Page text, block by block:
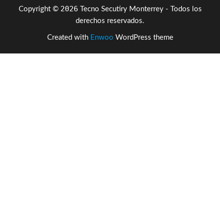
Copyright © 2026 Tecno Secutiry Monterrey - Todos los
derechos reservados.
Created with Enwoo WordPress theme